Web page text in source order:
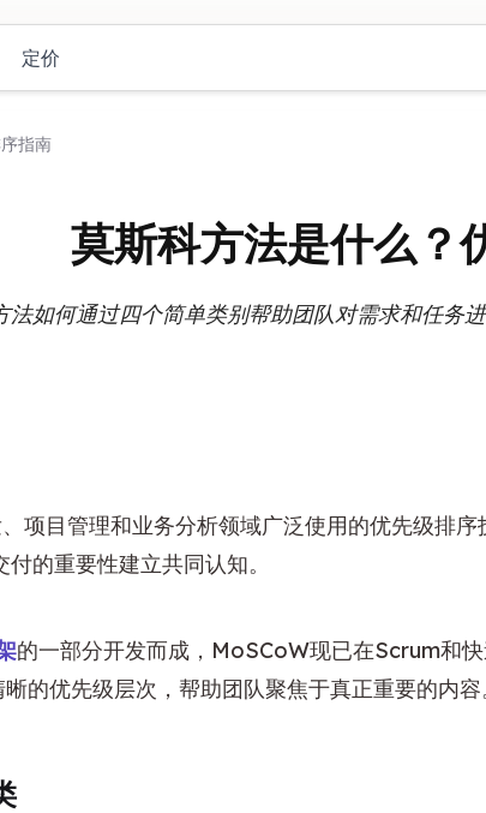
定价
指南
莫斯科方法是什么？
法如何通过四个简单类别帮助团队对需求和任务
项目管理和业务分析领域广泛使用的优先级排
的重要性建立共同认知。
的一部分开发而成，MoSCoW现已在Scrum和
的优先级层次，帮助团队聚焦于真正重要的内容